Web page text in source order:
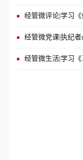
经管微评论|学习
经管微党课|执纪
经管微生活|学习